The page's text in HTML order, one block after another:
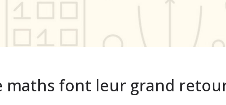
maths font leur grand